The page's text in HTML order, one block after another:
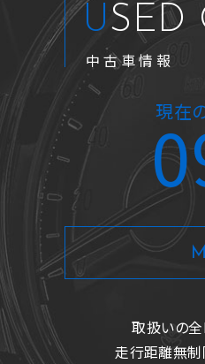
中古車情報
現在
取扱いの
走行距離無制
2019年式
N-WGN Ｌホ
ビ/Ｂカメラ/
支払総額
110.4万